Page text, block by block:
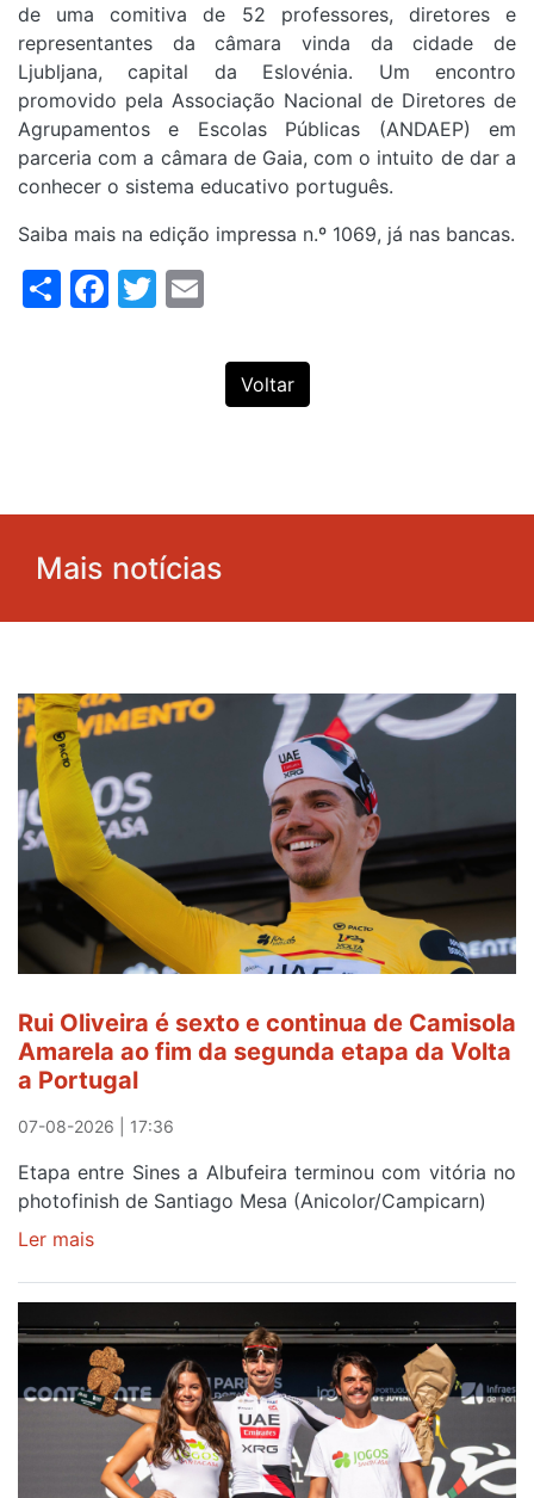
de uma comitiva de 52 professores, diretores e
representantes da câmara vinda da cidade de
Ljubljana, capital da Eslovénia. Um encontro
promovido pela Associação Nacional de Diretores de
Agrupamentos e Escolas Públicas (ANDAEP) em
parceria com a câmara de Gaia, com o intuito de dar a
conhecer o sistema educativo português.
Saiba mais na edição impressa n.º 1069, já nas bancas.
ShareFacebook
Twitter
Voltar
Mais notícias
Rui Oliveira é sexto e continua de Camisola
Amarela ao fim da segunda etapa da Volta
a Portugal
07-08-2026 | 17:36
Etapa entre Sines a Albufeira terminou com vitória no
photofinish de Santiago Mesa (Anicolor/Campicarn)
Ler mais
Oliveira
é
sexto
e
continua
Camisola